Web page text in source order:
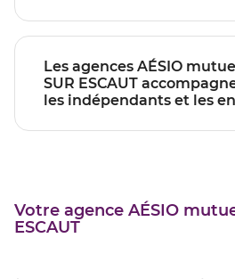
Les agences AÉSIO mutuelle de CONDE
SUR ESCAUT
les indépendants et les
Votre agence AÉSIO
ESCAUT